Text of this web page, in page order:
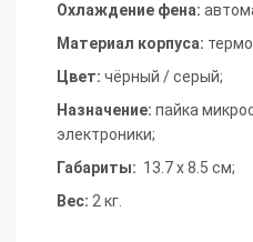
Охлаждение фена:
Материал корпуса:
Цвет: чёрный / серый;
Назначение: пайка
электроники;
Габариты: 13.7 х 8.5 см;
Вес: 2 кг.